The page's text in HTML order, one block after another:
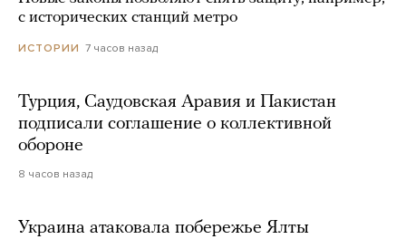
с исторических станций метро
ИСТОРИИ 7 часов назад
Турция, Саудовская Аравия и Пакистан
подписали соглашение о коллективной
обороне
8 часов назад
Украина атаковала побережье Ялты